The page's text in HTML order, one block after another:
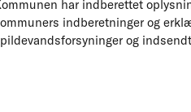
har indberettet
indberetninger og
og